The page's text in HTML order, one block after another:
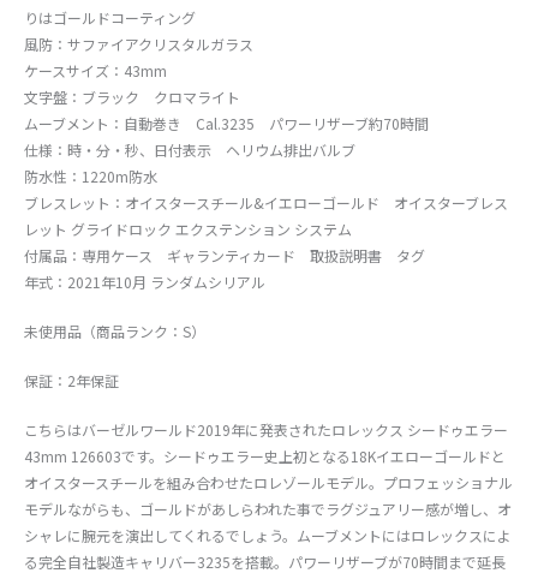
りはゴールドコーティング
風防：サファイアクリスタルガラス
ケースサイズ：43mm
文字盤：ブラック クロマライト
ムーブメント：自動巻き Cal.3235 パワーリザーブ約70時間
仕様：時・分・秒、日付表示 ヘリウム排出バルブ
防水性：1220m防水
ブレスレット：オイスタースチール&イエローゴールド オイスターブレス
レット グライドロック エクステンション システム
付属品：専用ケース ギャランティカード 取扱説明書 タグ
年式：2021年10月 ランダムシリアル
未使用品（商品ランク：S）
保証：2年保証
こちらはバーゼルワールド2019年に発表されたロレックス シードゥエラー
43mm 126603です。シードゥエラー史上初となる18Kイエローゴールドと
オイスタースチールを組み合わせたロレゾールモデル。プロフェッショナル
モデルながらも、ゴールドがあしらわれた事でラグジュアリー感が増し、オ
シャレに腕元を演出してくれるでしょう。ムーブメントにはロレックスによ
る完全自社製造キャリバー3235を搭載。パワーリザーブが70時間まで延長